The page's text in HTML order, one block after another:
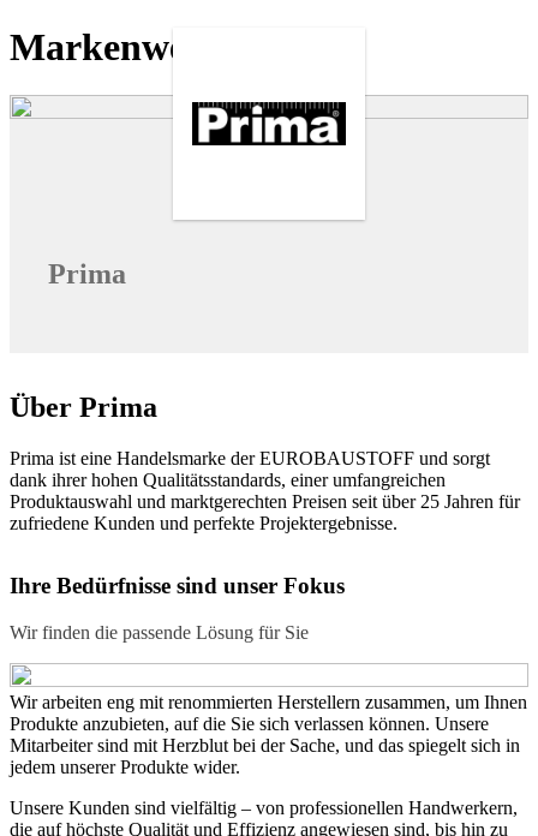
Markenwelten
Prima
Über Prima
Prima ist eine Handelsmarke der EUROBAUSTOFF und sorgt
dank ihrer hohen Qualitätsstandards, einer umfangreichen
Produktauswahl und marktgerechten Preisen seit über 25 Jahren für
zufriedene Kunden und perfekte Projektergebnisse.
Ihre Bedürfnisse sind unser Fokus
Wir finden die passende Lösung für Sie
Wir arbeiten eng mit renommierten Herstellern zusammen, um Ihnen
Produkte anzubieten, auf die Sie sich verlassen können. Unsere
Mitarbeiter sind mit Herzblut bei der Sache, und das spiegelt sich in
jedem unserer Produkte wider.
Unsere Kunden sind vielfältig – von professionellen Handwerkern,
die auf höchste Qualität und Effizienz angewiesen sind, bis hin zu